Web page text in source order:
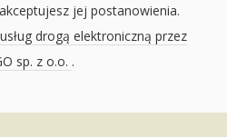
jej postanowienia.
drogą elektroniczną przez
sp. z o.o. .